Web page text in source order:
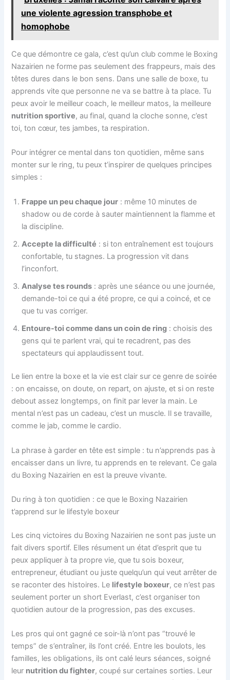
une violente agression transphobe et
homophobe
Ce que démontre ce gala, c’est qu’un club comme le Boxing
Nazairien ne forme pas seulement des frappeurs, mais des
têtes dures dans le bon sens. Dans une salle de boxe, tu
apprends vite que personne ne va se battre à ta place. Tu
peux avoir le meilleur coach, le meilleur matos, la meilleure
nutrition sportive, au final, quand la cloche sonne, c’est
toi, ton cœur, tes jambes, ta respiration.
Pour intégrer ce mental dans ton quotidien, même sans
monter sur le ring, tu peux t’inspirer de quelques principes
simples :
Frappe un peu chaque jour : même 10 minutes de
shadow ou de corde à sauter maintiennent la flamme et
la discipline.
Accepte la difficulté : si ton entraînement est toujours
confortable, tu stagnes. La progression vit dans
l’inconfort.
Analyse tes rounds : après une séance ou une journée,
demande-toi ce qui a été propre, ce qui a coincé, et ce
que tu vas corriger.
Entoure-toi comme dans un coin de ring : choisis des
gens qui te parlent vrai, qui te recadrent, pas des
spectateurs qui applaudissent tout.
Le lien entre la boxe et la vie est clair sur ce genre de soirée
: on encaisse, on doute, on repart, on ajuste, et si on reste
debout assez longtemps, on finit par lever la main. Le
mental n’est pas un cadeau, c’est un muscle. Il se travaille,
comme le jab, comme le cardio.
La phrase à garder en tête est simple : tu n’apprends pas à
encaisser dans un livre, tu apprends en te relevant. Ce gala
du Boxing Nazairien en est la preuve vivante.
Du ring à ton quotidien : ce que le Boxing Nazairien
t’apprend sur le lifestyle boxeur
Les cinq victoires du Boxing Nazairien ne sont pas juste un
fait divers sportif. Elles résument un état d’esprit que tu
peux appliquer à ta propre vie, que tu sois boxeur,
entrepreneur, étudiant ou juste quelqu’un qui veut arrêter de
se raconter des histoires. Le lifestyle boxeur, ce n’est pas
seulement porter un short Everlast, c’est organiser ton
quotidien autour de la progression, pas des excuses.
Les pros qui ont gagné ce soir-là n’ont pas “trouvé le
temps” de s’entraîner, ils l’ont créé. Entre les boulots, les
familles, les obligations, ils ont calé leurs séances, soigné
leur nutrition du fighter, coupé sur certaines sorties. Leur